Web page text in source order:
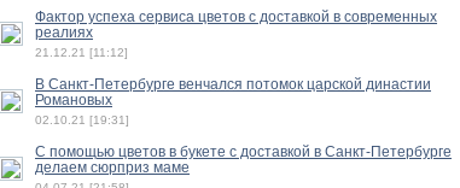
Фактор успеха сервиса цветов с доставкой в современных
реалиях
21.12.21 [11:12]
В Санкт-Петербурге венчался потомок царской династии
Романовых
02.10.21 [19:31]
С помощью цветов в букете с доставкой в Санкт-Петербурге
делаем сюрприз маме